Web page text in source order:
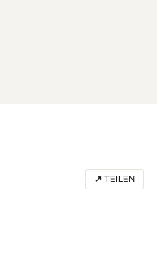
↗ TEILEN